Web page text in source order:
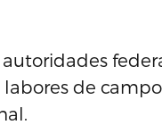
de